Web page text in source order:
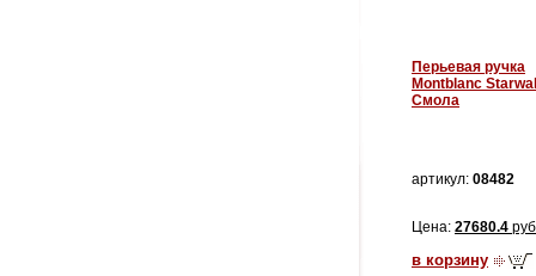
Перьевая ручка
Montblanc
Смола
артикул: 08482
Цена: 27680.4
в корзину